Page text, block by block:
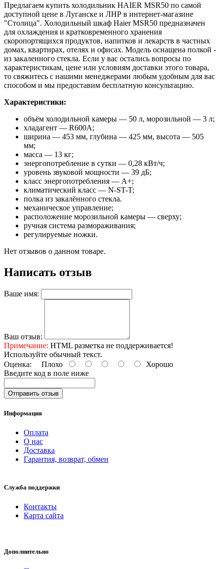
Предлагаем купить холодильник HAIER MSR50 по самой
доступной цене в Луганске и ЛНР в интернет-магазине
"Столица". Холодильный шкаф Haier MSR50 предназначен
для охлаждения и кратковременного хранения
скоропортящихся продуктов, напитков и лекарств в частных
домах, квартирах, отелях и офисах. Модель оснащена полкой -
из закаленного стекла. Если у вас остались вопросы по
характеристикам, цене или условиям доставки этого товара,
то свяжитесь с нашими менеджерами любым удобным для вас
способом и мы предоставим бесплатную консультацию.
Характеристики:
объём холодильной камеры — 50 л, морозильной — 3 л;
хладагент — R600A;
ширина — 453 мм, глубина — 425 мм, высота — 505
мм;
масса — 13 кг;
энергопотребление в сутки — 0,28 кВт/ч;
уровень звуковой мощности — 39 дБ;
класс энергопотребления — A+;
климатический класс — N-ST-T;
полка из закалённого стекла.
механическое управление;
расположение морозильной камеры — сверху;
ручная система размораживания;
регулируемые ножки.
Нет отзывов о данном товаре.
Написать отзыв
Ваше имя:
Ваш отзыв:
Примечание: HTML разметка не поддерживается!
Используйте обычный текст.
Оценка: Плохо
Хорошо
Введите код в поле ниже
Отправить отзыв
Информация
Оплата
О нас
Доставка
Гарантия, возврат, обмен
Служба поддержки
Контакты
Карта сайта
Дополнительно